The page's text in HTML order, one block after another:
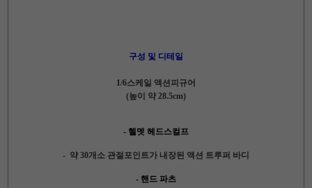
구성 및 디테일
1/6스케일 액션피규어
(높이 약 28.5cm)
- 헬멧 헤드스컬프
- 약 30개소 관절포인트가 내장된 액션 트루퍼 바디
- 핸드 파츠